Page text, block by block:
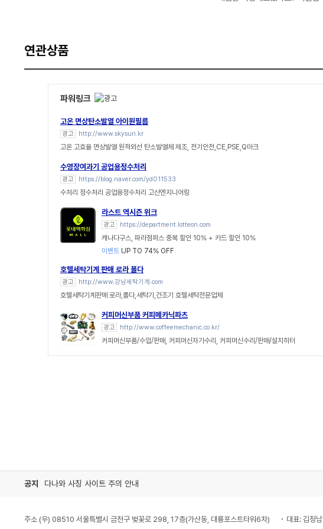
연관상품
파워링크
고온 면상탄소발열 아이원필름
광고 http://www.skysun.kr
고온 고효율 면상발열 원적외선 탄소발열체 제조, 전기안전,CE,PSE,Q마크
수영장여과기 공업용정수처리
광고 https://blog.naver.com/yd011533
수처리 정수처리 공업용정수처리 고산엔지니어링
라스트 역시즌 위크
광고 https://department.lotteon.com
캐나다구스, 파라점퍼스 중복 할인 10% + 카드 할인 10%
이벤트 UP TO 74% OFF
호텔세탁기계 판매 로라 폴다
광고 http://www.강남세탁기계.com
호텔세탁기계판매 로라,폴다,세탁기,건조기 호텔세탁전문업체
커피머신부품 커피메카닉파츠
광고 http://www.coffeemechanic.co.kr/
커피머신부품/수입/판매, 커피머신자가수리, 커피머신수리/판매/설치히터
공지 다나와 사칭 사이트 주의 안내
주소 (우) 08510 서울특별시 금천구 벚꽃로 298, 17층(가산동, 대륭포스트타워6차) 대표: 김정남